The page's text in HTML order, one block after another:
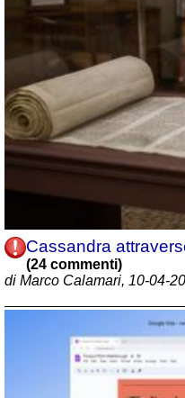
Cassandra
(24 commenti)
di Marco Calamari, 10-04-